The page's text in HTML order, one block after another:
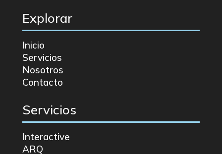
Explorar
Inicio
Servicios
Nosotros
Contacto
Servicios
Interactive
ARQ